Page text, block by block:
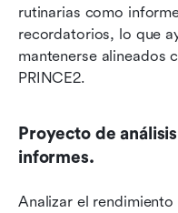
rutinarias como
recordatorios, lo que
mantenerse alineados
PRINCE2.
Proyecto de
informes.
Analizar el